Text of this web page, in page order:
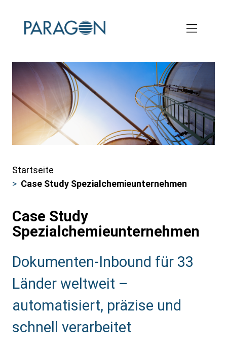
Pfadnavigation
Startseite
Case Study Spezialchemieunternehmen
Case Study
Spezialchemieunternehmen
Sub
Heading
Dokumenten-Inbound für 33
Länder weltweit –
automatisiert, präzise und
schnell verarbeitet